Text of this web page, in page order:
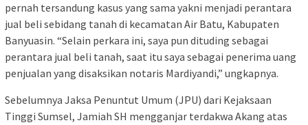
pernah tersandung kasus yang sama yakni menjadi perantara
jual beli sebidang tanah di kecamatan Air Batu‎, Kabupaten
Banyuasin. “Selain perkara ini, saya pun dituding sebagai
perantara jual beli tanah, saat itu saya sebagai penerima uang
penjualan yang disaksikan notaris Mardiyandi,” ungkapnya.
Sebelumnya Jaksa Penuntut ‎Umum (JPU) dari Kejaksaan
Tinggi Sumsel, Jamiah SH mengganjar terdakwa Akang atas